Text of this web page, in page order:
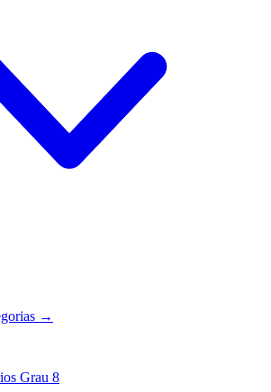
→
Grau 8